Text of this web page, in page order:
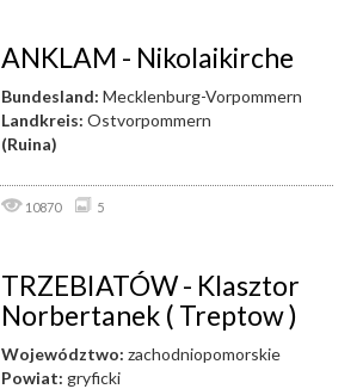
ANKLAM - Nikolaikirche
Bundesland: Mecklenburg-Vorpommern
Landkreis: Ostvorpommern
(Ruina)
10870 5
TRZEBIATÓW - Klasztor
Norbertanek ( Treptow )
Województwo: zachodniopomorskie
Powiat: gryficki